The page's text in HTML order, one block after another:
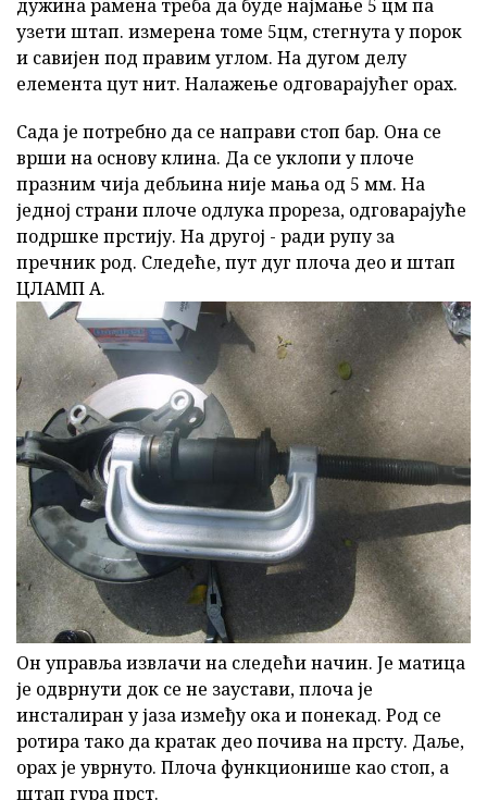
дужина рамена треба да буде најмање 5 цм па
узети штап. измерена томе 5цм, стегнута у порок
и савијен под правим углом. На дугом делу
елемента цут нит. Налажење одговарајућег орах.
Сада је потребно да се направи стоп бар. Она се
врши на основу клина. Да се уклопи у плоче
празним чија дебљина није мања од 5 мм. На
једној страни плоче одлука прореза, одговарајуће
подршке прстију. На другој - ради рупу за
пречник род. Следеће, пут дуг плоча део и штап
ЦЛАМП А.
Он управља извлачи на следећи начин. Је матица
је одврнути док се не заустави, плоча је
инсталиран у јаза између ока и понекад. Род се
ротира тако да кратак део почива на прсту. Даље,
орах је уврнуто. Плоча функционише као стоп, а
штап гура прст.